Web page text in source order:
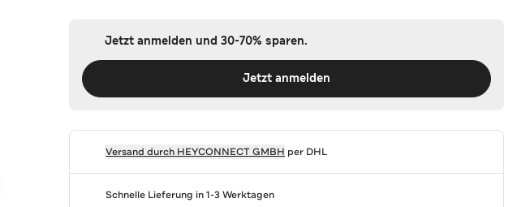
Jetzt anmelden und 30-70% sparen.
Jetzt anmelden
Versand durch HEYCONNECT GMBH per DHL
Schnelle Lieferung in 1-3 Werktagen